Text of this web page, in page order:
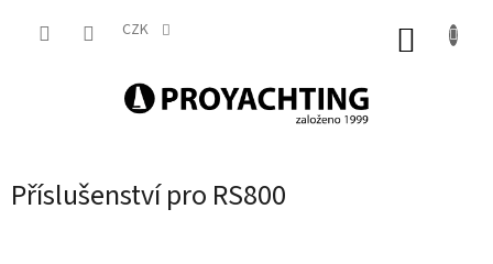
CZK
Příslušenství pro RS800